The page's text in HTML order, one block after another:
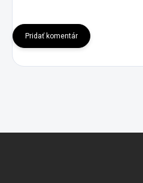
Pridať komentár